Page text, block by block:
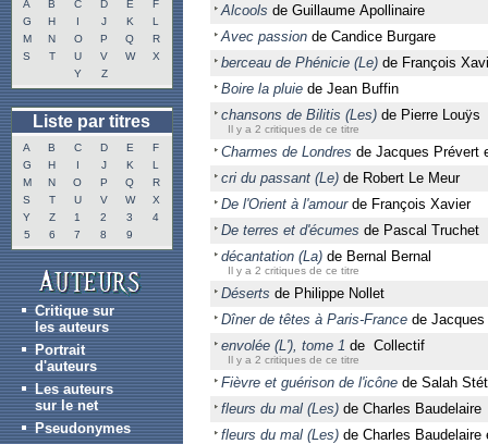
A B C D E
F
G
H I J K
L
M
N O P Q
R
S
T U V W
X
Y
Z
Liste par titres
A B C D E
F
G
H I J K
L
M
N O P Q
R
S
T U V W
X
Y
Z 1 2 3
4
5
6 7 8 9
Critique sur
les auteurs
Portrait
d'auteurs
Les auteurs
sur le net
Pseudonymes
Alcools de Guillaume Apollinaire
Avec passion de Candice Burgare
berceau de Phénicie (Le) de François
Boire la pluie de Jean Buffin
chansons de Bilitis (Les) de Pierre Louÿs
Il y a 2 critiques de ce titre
Charmes de Londres de Jacques Prévert
cri du passant (Le) de Robert Le Meur
De l'Orient à l'amourde François Xavier
De terres et d'écumes de Pascal Truchet
décantation (La) de Bernal Bernal
Il y a 2 critiques de ce titre
Déserts de Philippe Nollet
Dîner de têtes à Paris-France de
envolée (L'), tome 1 de Collectif
Il y a 2 critiques de ce titre
Fièvre et guérison de l'icône de Salah
fleurs du mal (Les) de Charles Baudelaire
fleurs du mal (Les) de Charles Baudelaire